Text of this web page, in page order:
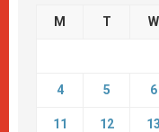
M T W
4 5 6
11 12 13